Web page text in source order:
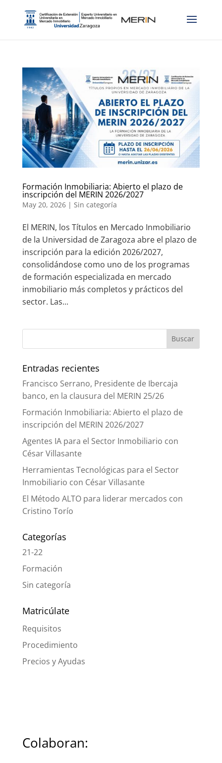
Formación Inmobiliaria: Abierto el plazo de
inscripción del MERIN 2026/2027
May 20, 2026| Sin categoría
El MERIN, los Títulos en Mercado Inmobiliario
de la Universidad de Zaragoza abre el plazo de
inscripción para la edición 2026/2027,
consolidándose como uno de los programas
de formación especializada en mercado
inmobiliario más completos y prácticos del
sector. Las...
Entradas recientes
Francisco Serrano, Presidente de Ibercaja
banco, en la clausura del MERIN 25/26
Formación Inmobiliaria: Abierto el plazo de
inscripción del MERIN 2026/2027
Agentes IA para el Sector Inmobiliario con
César Villasante
Herramientas Tecnológicas para el Sector
Inmobiliario con César Villasante
El Método ALTO para liderar mercados con
Cristino Torío
Categorías
21-22
Formación
Sin categoría
Matricúlate
Requisitos
Procedimiento
Precios y Ayudas
Colaboran: